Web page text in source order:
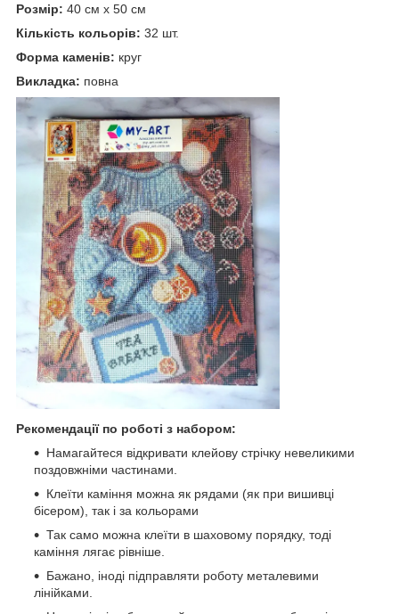
Розмір: 40 см х 50 см
Кількість кольорів: 32 шт.
Форма каменів: круг
Викладка: повна
Рекомендації по роботі з набором:
Намагайтеся відкривати клейову стрічку невеликими
поздовжніми частинами.
Клеїти каміння можна як рядами (як при вишивці
бісером), так і за кольорами
Так само можна клеїти в шаховому порядку, тоді
каміння лягає рівніше.
Бажано, іноді підправляти роботу металевими
лінійками.